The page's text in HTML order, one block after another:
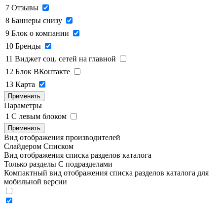
7 Отзывы
8 Баннеры снизу
9 Блок о компании
10 Бренды
11 Виджет соц. сетей на главной
12 Блок ВКонтакте
13 Карта
Применить
Параметры
1 C левым блоком
Применить
Вид отображения производителей
Слайдером Списком
Вид отображения списка разделов каталога
Только разделы С подразделами
Компактный вид отображения списка разделов каталога для
мобильной версии